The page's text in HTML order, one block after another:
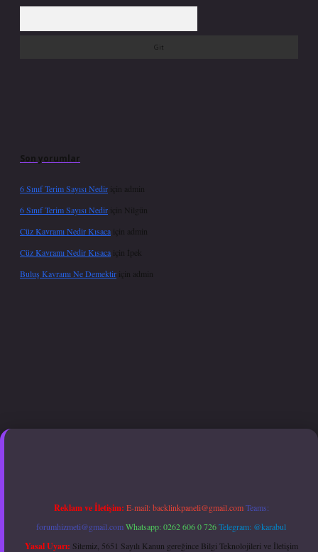
Son yorumlar
6 Sınıf Terim Sayısı Nedir için
admin
6 Sınıf Terim Sayısı Nedir için Nilgün
Cüz Kavramı Nedir Kısaca için
admin
Cüz Kavramı Nedir Kısaca için İpek
Buluş Kavramı Ne Demektir için admin
giriş adresi güncellendibetexper.xyzhiltonbet güncel giriş
Reklam ve İletişim: E-mail:backlinkpaneli@gmail.com Teams:
forumhizmeti@gmail.comWhatsapp: 0262 606 0 726Telegram: @karabul
Yasal Uyarı: Sitemiz, 5651 Sayılı Kanun gereğince Bilgi Teknolojileri ve İletişim